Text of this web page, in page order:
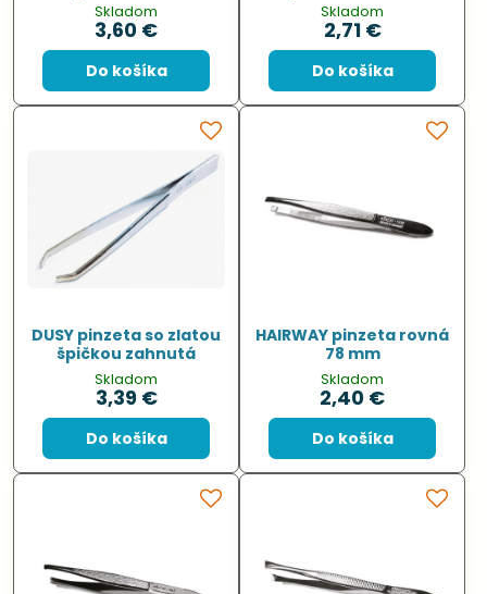
Skladom
3,60 €
Do košíka
Skladom
2,71 €
Do košíka
DUSY pinzeta so zlatou
špičkou zahnutá
Skladom
3,39 €
Do košíka
HAIRWAY pinzeta rovná
78 mm
Skladom
2,40 €
Do košíka